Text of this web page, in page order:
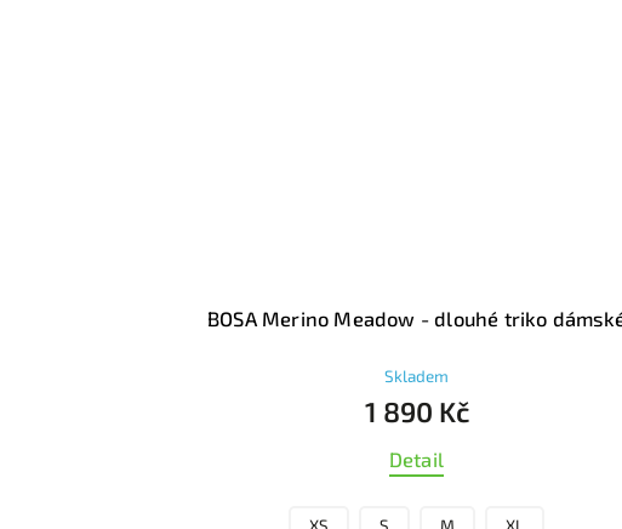
BOSA Merino Vintage - dlouhé triko dámské
Skladem
1 890 Kč
Detail